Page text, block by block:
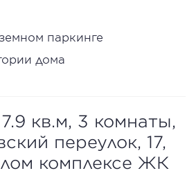
паркинге
дома
кв.м, 3 комнаты,
переулок, 17,
комплексе ЖК